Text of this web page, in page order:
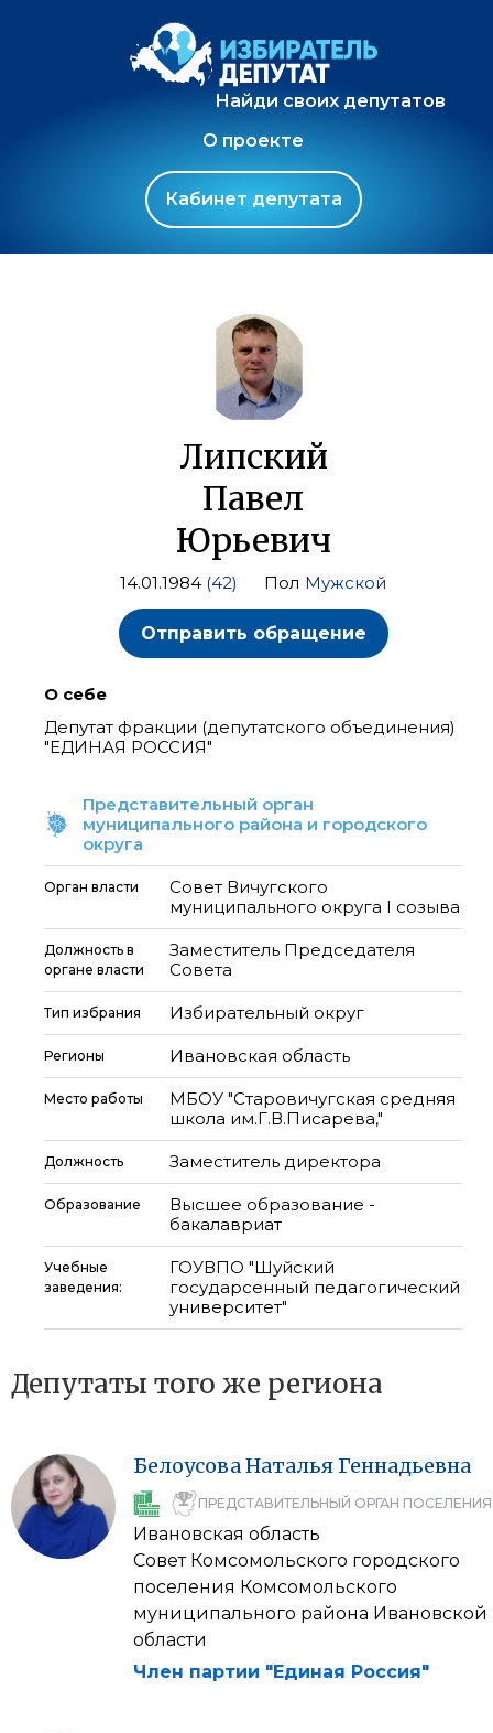
Найди своих депутатов
О проекте
Кабинет депутата
Липский
Павел
Юрьевич
14.01.1984 (42) Пол Мужской
Отправить обращение
О себе
Депутат фракции (депутатского объединения)
"ЕДИНАЯ РОССИЯ"
Представительный орган
муниципального района и городского
округа
Орган власти
Совет Вичугского
муниципального округа I созыва
Должность в
органе власти
Заместитель Председателя
Совета
Тип избрания Избирательный округ
Регионы Ивановская область
Место работы
МБОУ "Старовичугская средняя
школа им.Г.В.Писарева,"
Должность Заместитель директора
Образование
Высшее образование -
бакалавриат
Учебные
заведения:
ГОУВПО "Шуйский
государсенный педагогический
университет"
Депутаты того же региона
БелоусоваНаталья Геннадьевна
ПРЕДСТАВИТЕЛЬНЫЙ ОРГАН ПОСЕЛЕНИЯ
Ивановская область
Совет Комсомольского городского
поселения Комсомольского
муниципального района Ивановской
области
Член партии "Единая Россия"